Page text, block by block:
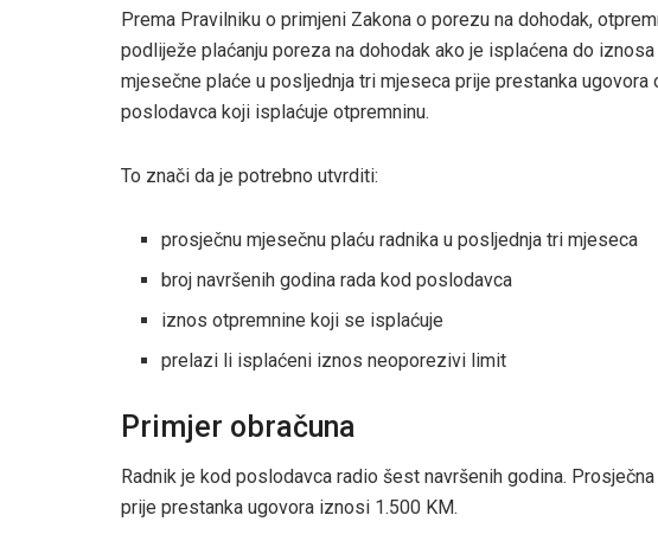
Prema Pravilniku o primjeni Zakona o porezu na dohodak,
podliježe plaćanju poreza na dohodak ako je isplaćena do
mjesečne plaće u posljednja tri mjeseca prije prestanka ugovora
poslodavca koji isplaćuje otpremninu.
To znači da je potrebno utvrditi:
prosječnu mjesečnu plaću radnika u posljednja tri mjeseca
broj navršenih godina rada kod poslodavca
iznos otpremnine koji se isplaćuje
prelazi li isplaćeni iznos neoporezivi limit
Primjer obračuna
Radnik je kod poslodavca radio šest navršenih godina.
prije prestanka ugovora iznosi 1.500 KM.